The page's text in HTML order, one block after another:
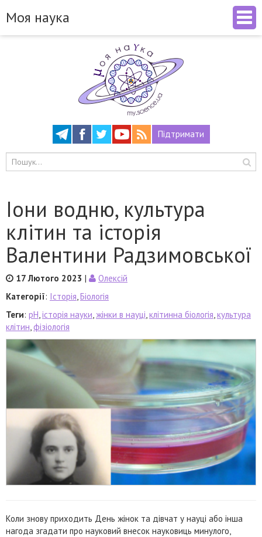
Підтримати
Моя наука
Іони водню, культура
клітин та історія
Валентини Радзимовської
17 Лютого 2023 |
Олексій
Категорії: Історія,Біологія
Теги: pH,історія науки,жінки в науці,клітинна біологія,культура
клітин,фізіологія
Коли знову приходить День жінок та дівчат у науці або інша
нагода згадати про науковий внесок науковиць минулого,